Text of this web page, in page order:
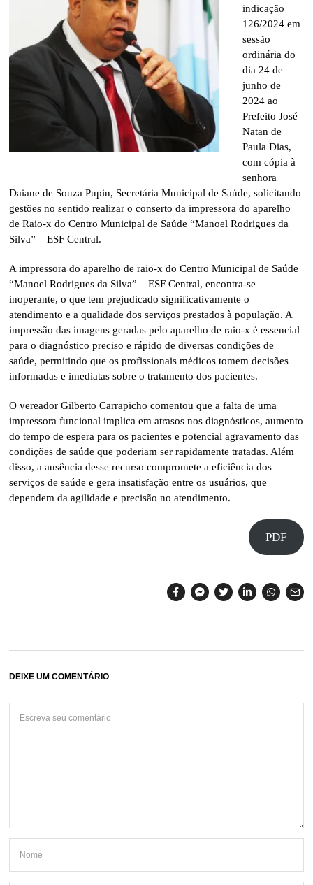
indicação
126/2024 em
sessão
ordinária do
dia 24 de
junho de
2024 ao
Prefeito José
Natan de
Paula Dias,
com cópia à
senhora
Daiane de Souza Pupin, Secretária Municipal de Saúde, solicitando
gestões no sentido realizar o conserto da impressora do aparelho
de Raio-x do Centro Municipal de Saúde “Manoel Rodrigues da
Silva” – ESF Central.
A impressora do aparelho de raio-x do Centro Municipal de Saúde
“Manoel Rodrigues da Silva” – ESF Central, encontra-se
inoperante, o que tem prejudicado significativamente o
atendimento e a qualidade dos serviços prestados à população. A
impressão das imagens geradas pelo aparelho de raio-x é essencial
para o diagnóstico preciso e rápido de diversas condições de
saúde, permitindo que os profissionais médicos tomem decisões
informadas e imediatas sobre o tratamento dos pacientes.
O vereador Gilberto Carrapicho comentou que a falta de uma
impressora funcional implica em atrasos nos diagnósticos, aumento
do tempo de espera para os pacientes e potencial agravamento das
condições de saúde que poderiam ser rapidamente tratadas. Além
disso, a ausência desse recurso compromete a eficiência dos
serviços de saúde e gera insatisfação entre os usuários, que
dependem da agilidade e precisão no atendimento.
PDF
DEIXE UM COMENTÁRIO